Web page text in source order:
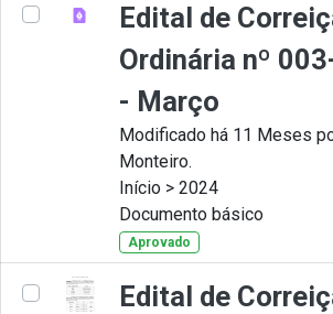
Edital de
Ordinária nº
- Março
Modificado há 11 Meses
Monteiro.
Início > 2024
Documento básico
Aprovado
Edital de